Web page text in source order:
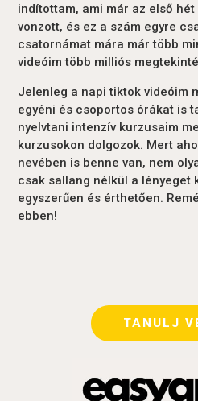
indítottam, ami már az első
vonzott, és ez a szám egyre
csatornámat mára már több
videóim több milliós
Jelenleg a napi tiktok videóim
egyéni és csoportos órákat is
nyelvtani intenzív kurzusaim
kurzusokon dolgozok. Mert
nevében is benne van, nem
csak sallang nélkül a lényeget
egyszerűen és érthetően.
ebben!
TANULJ